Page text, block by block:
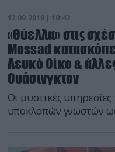
12.09.2019 | 10:42
«Θύελλα» στις
Mossad
Λευκό Οίκο &
Ουάσινγκτον
Οι μυστικές
υποκλοπών γνωστών